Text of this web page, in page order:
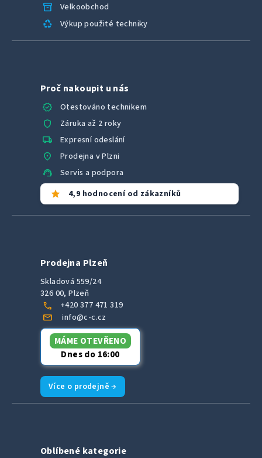
inventory_2 Velkoobchod
recycling Výkup použité techniky
Proč nakoupit u nás
verified
Otestováno technikem
shield Záruka až 2 roky
local_shipping Expresní odeslání
location_on Prodejna v Plzni
support_agent Servis a podpora
star 4,9 hodnocení od zákazníků
Prodejna Plzeň
Skladová 559/24
326 00, Plzeň
call +420 377 471 319
mail info@c-c.cz
MÁME OTEVŘENO
Dnes do 16:00
Více o prodejně →
Oblíbené kategorie